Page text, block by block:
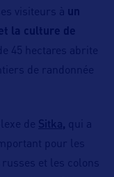
visiteurs à un
la culture de
45 hectares abrite
de randonnée
de Sitka, qui a
pour les
et les colons